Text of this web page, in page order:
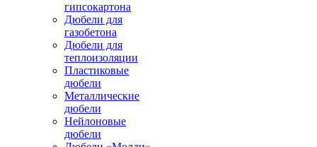
гипсокартона
Дюбели для
газобетона
Дюбели для
теплоизоляции
Пластиковые
дюбели
Металлические
дюбели
Нейлоновые
дюбели